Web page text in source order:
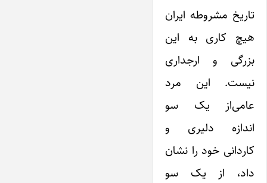
تاریخ مشروطه ایران
هیچ کاری به این
بزرگی و ارجداری
نیست. این مرد
عامی‌از یک سو
اندازه دلیری و
کاردانی خود را نشان
داد، از یک سو